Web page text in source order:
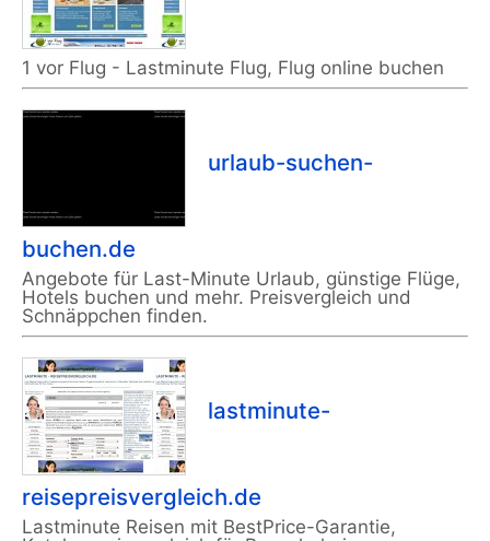
1 vor Flug - Lastminute Flug, Flug online buchen
urlaub-suchen-
buchen.de
Angebote für Last-Minute Urlaub, günstige Flüge,
Hotels buchen und mehr. Preisvergleich und
Schnäppchen finden.
lastminute-
reisepreisvergleich.de
Lastminute Reisen mit BestPrice-Garantie,